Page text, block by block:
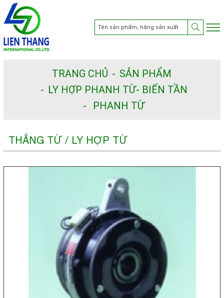
TRANG CHỦ
SẢN PHẨM
LY HỢP PHANH TỪ- BIẾN TẦN
PHANH TỪ
THẮNG TỪ / LY HỢP TỪ